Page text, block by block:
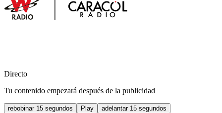
Directo
Tu contenido empezará después de la publicidad
rebobinar 15 segundos Play
adelantar 15 segundos